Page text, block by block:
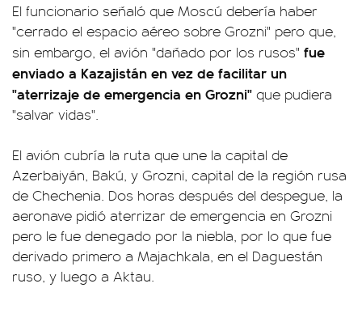
El funcionario señaló que Moscú debería haber
"cerrado el espacio aéreo sobre Grozni" pero que,
sin embargo, el avión "dañado por los rusos" fue
enviado a Kazajistán en vez de facilitar un
"aterrizaje de emergencia en Grozni" que pudiera
"salvar vidas".
El avión cubría la ruta que une la capital de
Azerbaiyán, Bakú, y Grozni, capital de la región rusa
de Chechenia. Dos horas después del despegue, la
aeronave pidió aterrizar de emergencia en Grozni
pero le fue denegado por la niebla, por lo que fue
derivado primero a Majachkala, en el Daguestán
ruso, y luego a Aktau.